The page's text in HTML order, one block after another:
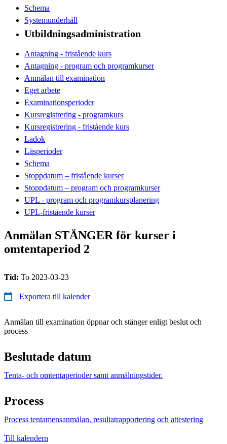
Schema
Systemunderhåll
Utbildningsadministration
Antagning - fristående kurs
Antagning - program och programkurser
Anmälan till examination
Eget arbete
Examinationsperioder
Kursregistrering - programkurs
Kursregistrering - fristående kurs
Ladok
Läsperioder
Schema
Stoppdatum – fristående kurser
Stoppdatum – program och programkurser
UPL - program och programkursplanering
UPL-fristående kurser
Anmälan STÄNGER för kurser i
omtentaperiod 2
Tid: To 2023-03-23
Exportera till kalender
Anmälan till examination öppnar och stänger enligt beslut och
process
Beslutade datum
Tenta- och omtentaperioder samt anmälningstider.
Process
Process tentamensanmälan, resultatrapportering och attestering
Till kalendern